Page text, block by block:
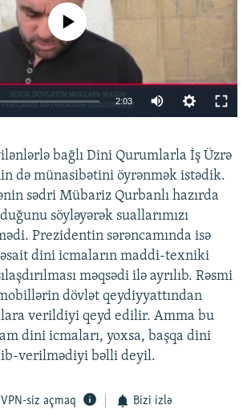
source currently available
2:03
bağlı Dini Qurumlarla İş Üzrə
də münasibətini öyrənmək istədik.
sədri Mübariz Qurbanlı hazırda
söyləyərək suallarımızı
Prezidentin sərəncamında isə
dini icmaların maddi-texniki
məqsədi ilə ayrılıb. Rəsmi
dövlət qeydiyyattından
verildiyi qeyd edilir. Amma bu
dini icmaları, yoxsa, başqa dini
verilmədiyi bəlli deyil.
VPN-siz açmaq Bizi izlə